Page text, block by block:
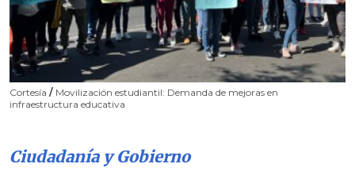
Cortesía / Movilización estudiantil: Demanda de mejoras en
infraestructura educativa
Ciudadanía y Gobierno